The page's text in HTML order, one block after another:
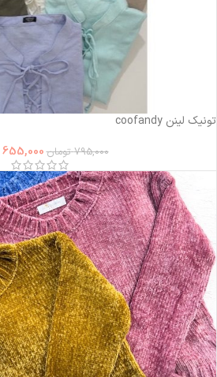
تونیک لینن coofandy
795,000 تومان655,000